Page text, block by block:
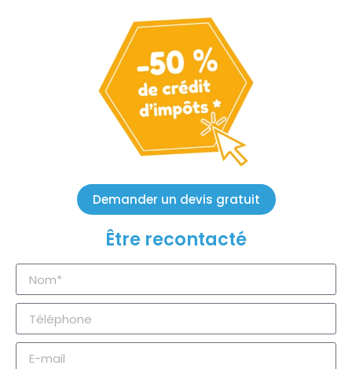
Demander un devis gratuit
Être recontacté